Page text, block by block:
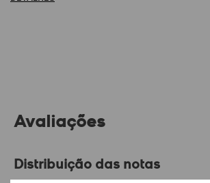
Avaliações
Distribuição das notas